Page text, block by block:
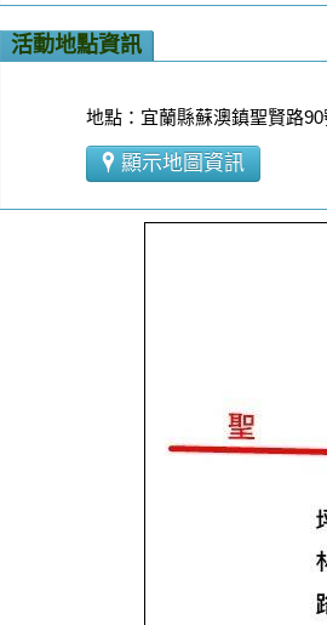
活動地點資訊
地點：宜蘭縣蘇澳鎮聖賢路90
顯示地圖資訊